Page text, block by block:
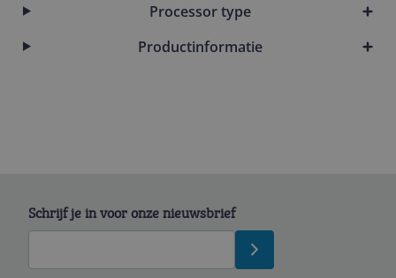
Processor type
Productinformatie
Schrijf je in voor onze nieuwsbrief